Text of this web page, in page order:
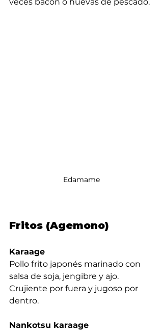
Edamame
Fritos (Agemono)
Karaage
Pollo frito japonés marinado con
salsa de soja, jengibre y ajo.
Crujiente por fuera y jugoso por
dentro.
Nankotsu karaage